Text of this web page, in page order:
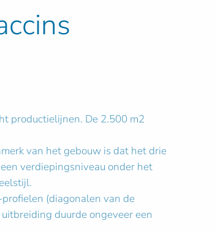
productielijnen. De 2.500 m2
van het gebouw is dat het drie
verdiepingsniveau onder het
(diagonalen van de
duurde ongeveer een